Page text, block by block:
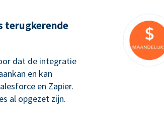
terugkerende
dat de integratie
en kan
en Zapier.
al opgezet zijn.